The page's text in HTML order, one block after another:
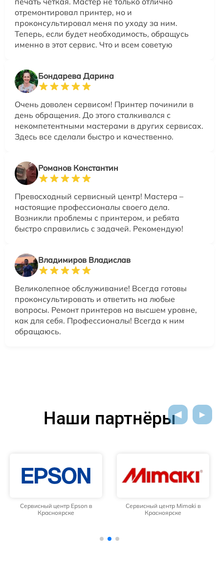
отремонтировал принтер, но и
проконсультировал меня по уходу за ним.
Теперь, если будет необходимость, обращусь
именно в этот сервис. Что и всем советую
Бондарева Дарина
Очень доволен сервисом! Принтер починили в
день обращения. До этого сталкивался с
некомпетентными мастерами в других сервисах.
Здесь все сделали быстро и качественно.
Романов Константин
Превосходный сервисный центр! Мастера –
настоящие профессионалы своего дела.
Возникли проблемы с принтером, и ребята
быстро справились с задачей. Рекомендую!
Владимиров Владислав
Великолепное обслуживание! Всегда готовы
проконсультировать и ответить на любые
вопросы. Ремонт принтеров на высшем уровне,
как для себя. Профессионалы! Всегда к ним
обращаюсь.
Наши партнёры
Сервисный центр Epson в
Красноярске
Сервисный центр Mimaki в
Красноярске